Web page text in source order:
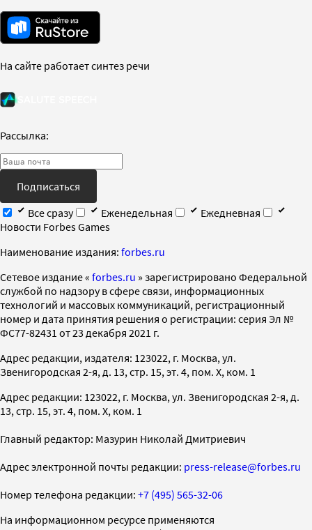
На сайте работает синтез речи
Рассылка:
Подписаться
Все сразу
Еженедельная
Ежедневная
Новости Forbes Games
Наименование издания: forbes.ru
Cетевое издание « forbes.ru » зарегистрировано Федеральной
службой по надзору в сфере связи, информационных
технологий и массовых коммуникаций, регистрационный
номер и дата принятия решения о регистрации: серия Эл №
ФС77-82431 от 23 декабря 2021 г.
Адрес редакции, издателя: 123022, г. Москва, ул.
Звенигородская 2-я, д. 13, стр. 15, эт. 4, пом. X, ком. 1
Адрес редакции: 123022, г. Москва, ул. Звенигородская 2-я, д.
13, стр. 15, эт. 4, пом. X, ком. 1
Главный редактор: Мазурин Николай Дмитриевич
Адрес электронной почты редакции: press-release@forbes.ru
Номер телефона редакции: +7 (495) 565-32-06
На информационном ресурсе применяются